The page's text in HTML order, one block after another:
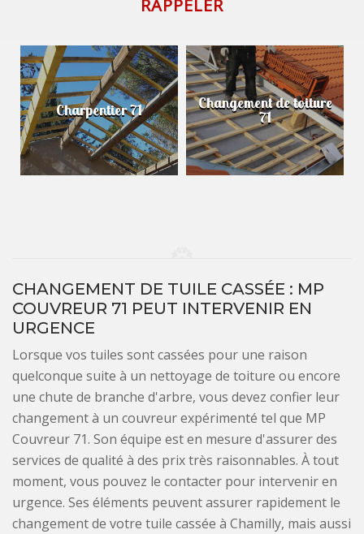
Charpentier 71 Changement de toiture
71
CHANGEMENT DE TUILE CASSÉE : MP
COUVREUR 71 PEUT INTERVENIR EN
URGENCE
Lorsque vos tuiles sont cassées pour une raison
quelconque suite à un nettoyage de toiture ou encore
une chute de branche d'arbre, vous devez confier leur
changement à un couvreur expérimenté tel que MP
Couvreur 71. Son équipe est en mesure d'assurer des
services de qualité à des prix très raisonnables. À tout
moment, vous pouvez le contacter pour intervenir en
urgence. Ses éléments peuvent assurer rapidement le
changement de votre tuile cassée à Chamilly, mais aussi